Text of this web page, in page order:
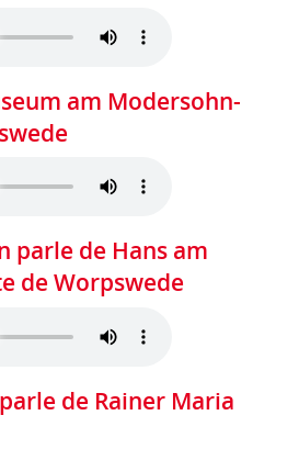
am Modersohn-
parle de Hans am
de Worpswede
de Rainer Maria